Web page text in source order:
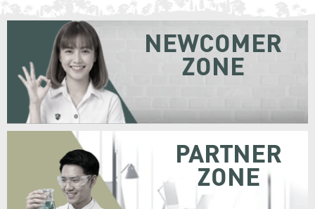
NEWCOMER
ZONE
PARTNER
ZONE